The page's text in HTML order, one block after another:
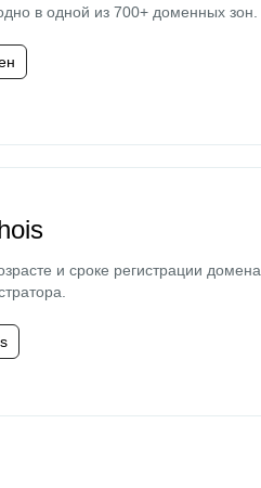
в одной из 700+ доменных зон.
и сроке регистрации домена,